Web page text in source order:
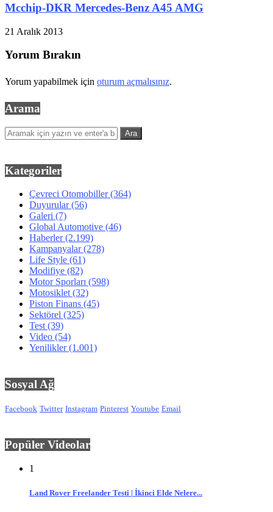
Mcchip-DKR Mercedes-Benz A45 AMG
21 Aralık 2013
Yorum Bırakın
Yorum yapabilmek için oturum açmalısınız.
Arama
Kategoriler
Çevreci Otomobiller(364)
Duyurular(56)
Galeri (7)
Global Automotive (46)
Haberler(2.199)
Kampanyalar(278)
Life Style (61)
Modifiye (82)
Motor Sporları (598)
Motosiklet (32)
Piston Finans (45)
Sektörel (325)
Test (39)
Video (54)
Yenilikler(1.001)
Sosyal Ağ
Facebook Twitter Instagram Pinterest Youtube Email
Popüler Videolar
1
Land Rover Freelander Testi | İkinci Elde Nelere...